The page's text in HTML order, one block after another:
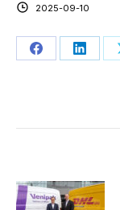
2025-09-10
Share Share